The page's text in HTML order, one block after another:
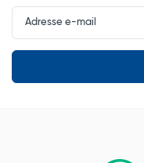
Input
Newsletter